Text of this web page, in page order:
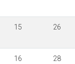
15 26
16 28